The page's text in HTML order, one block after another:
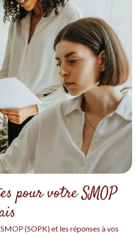
pour votre SMOP
(SOPK) et les réponses à vos